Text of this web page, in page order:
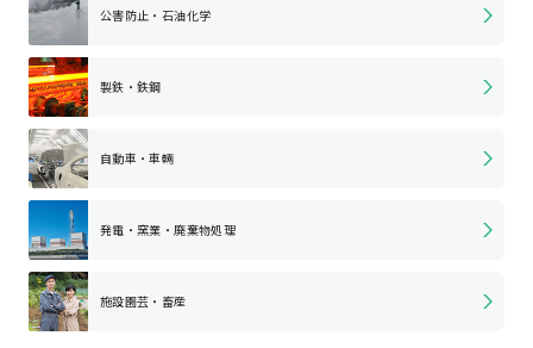
公害防止・石油化学
製鉄・鉄鋼
自動車・車輛
発電・窯業・廃棄物処理
施設園芸・畜産